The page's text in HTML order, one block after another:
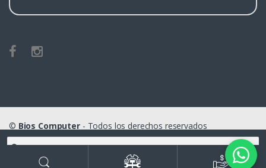
© Bios Computer- Todos los derechos reservados
Buscar